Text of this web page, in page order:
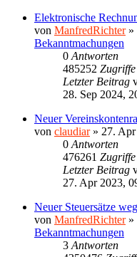
Elektronische
von ManfredRichter»
Bekanntmachungen
0 Antworten
485252 Zugriffe
Letzter Beitrag
28. Sep 2024,
Neuer
von claudiar» 27.
0 Antworten
476261 Zugriffe
Letzter Beitrag
27. Apr 2023,
Neuer Steuersätze
von ManfredRichter»
Bekanntmachungen
3 Antworten